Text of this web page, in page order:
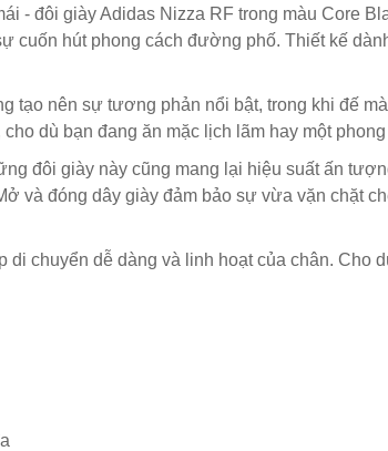
- đôi giày Adidas Nizza RF trong màu Core
cuốn hút phong cách đường phố. Thiết kế
tạo nên sự tương phản nổi bật, trong khi đế
dù bạn đang ăn mặc lịch lãm hay một
đôi giày này cũng mang lại hiệu suất ấn
và đóng dây giày đảm bảo sự vừa vặn chặt
chuyển dễ dàng và linh hoạt của chân. Cho